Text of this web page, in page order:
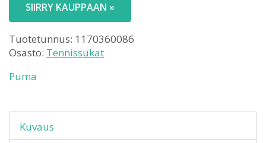
SIIRRY KAUPPAAN »
Tuotetunnus: 1170360086
Osasto: Tennissukat
Puma
Kuvaus